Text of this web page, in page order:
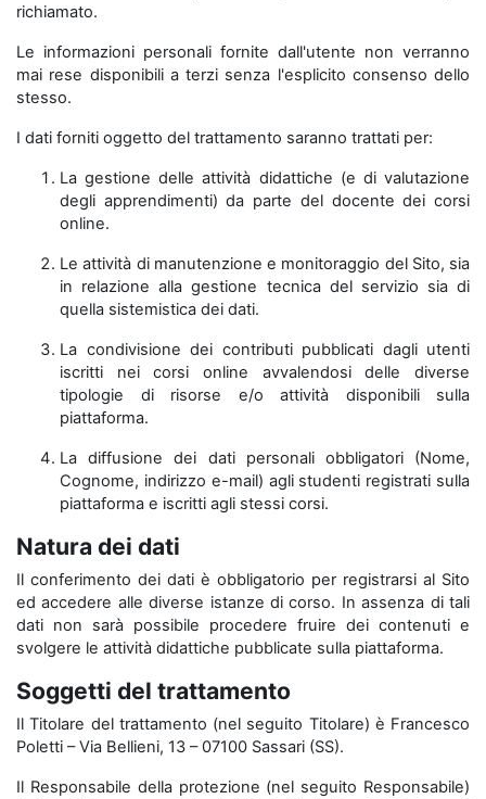
richiamato.
Le informazioni personali fornite dall'utente non verranno
mai rese disponibili a terzi senza l'esplicito consenso dello
stesso.
I dati forniti oggetto del trattamento saranno trattati per:
La gestione delle attività didattiche (e di valutazione
degli apprendimenti) da parte del docente dei corsi
online.
Le attività di manutenzione e monitoraggio del Sito, sia
in relazione alla gestione tecnica del servizio sia di
quella sistemistica dei dati.
La condivisione dei contributi pubblicati dagli utenti
iscritti nei corsi online avvalendosi delle diverse
tipologie di risorse e/o attività disponibili sulla
piattaforma.
La diffusione dei dati personali obbligatori (Nome,
Cognome, indirizzo e-mail) agli studenti registrati sulla
piattaforma e iscritti agli stessi corsi.
Natura dei dati
Il conferimento dei dati è obbligatorio per registrarsi al Sito
ed accedere alle diverse istanze di corso. In assenza di tali
dati non sarà possibile procedere fruire dei contenuti e
svolgere le attività didattiche pubblicate sulla piattaforma.
Soggetti del trattamento
Il Titolare del trattamento (nel seguito Titolare) è Francesco
Poletti – Via Bellieni, 13 – 07100 Sassari (SS).
Il Responsabile della protezione (nel seguito Responsabile)